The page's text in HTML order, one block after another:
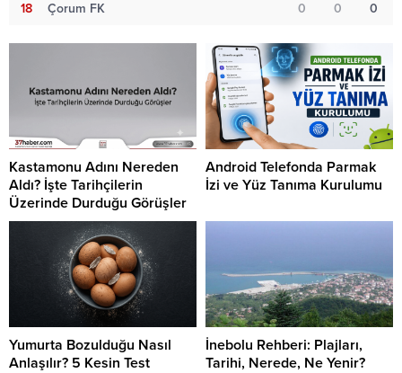
18 Çorum FK 0 0 0
Kastamonu Adını Nereden
Aldı? İşte Tarihçilerin
Üzerinde Durduğu Görüşler
Android Telefonda Parmak
İzi ve Yüz Tanıma Kurulumu
Yumurta Bozulduğu Nasıl
Anlaşılır? 5 Kesin Test
İnebolu Rehberi: Plajları,
Tarihi, Nerede, Ne Yenir?